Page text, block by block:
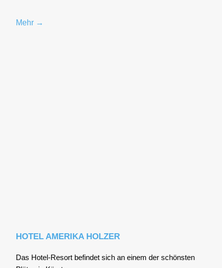
Mehr →
HOTEL AMERIKA HOLZER
Das Hotel-Resort befin­det sich an einem der schöns­ten